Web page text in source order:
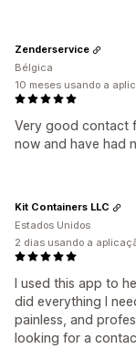
Very good contact
now and have had
Zenderservice
Bélgica
10 meses usando a
I used this app to
did everything I
painless, and
looking for a
Kit Containers LLC
Estados Unidos
2 dias usando a